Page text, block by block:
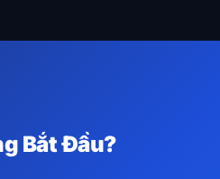
nhắm mục tiêu theo ASN
Bắt Đầu?